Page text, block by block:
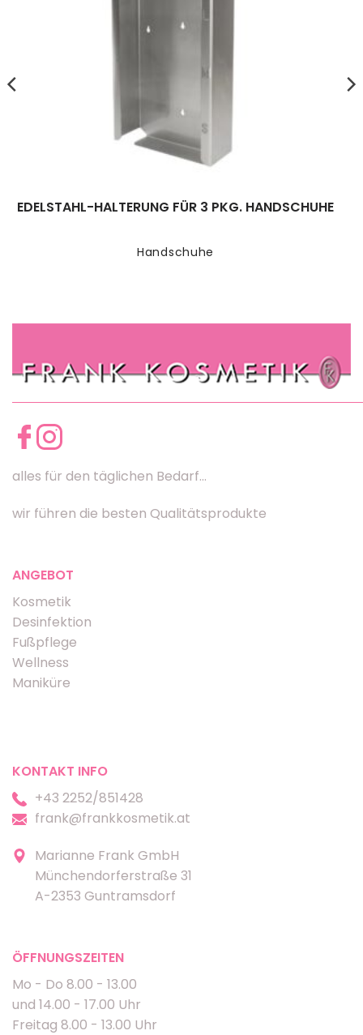
Handschuhe
EDELSTAHL-HALTERUNG FÜR 3 PKG. HANDSCHUHE
alles für den täglichen Bedarf...
wir führen die besten Qualitätsprodukte
ANGEBOT
Kosmetik
Desinfektion
Fußpflege
Wellness
Maniküre
KONTAKT INFO
+43 2252/851428
frank@frankkosmetik.at
Marianne Frank GmbH
Münchendorferstraße 31
A-2353 Guntramsdorf
ÖFFNUNGSZEITEN
Mo - Do 8.00 - 13.00
und 14.00 - 17.00 Uhr
Freitag 8.00 - 13.00 Uhr